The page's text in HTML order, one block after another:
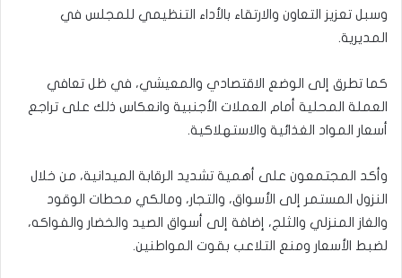
وسبل تعزيز التعاون والارتقاء بالأداء التنظيمي للمجلس في
المديرية.
كما تطرق إلى الوضع الاقتصادي والمعيشي، في ظل تعافي
العملة المحلية أمام العملات الأجنبية وانعكاس ذلك على تراجع
أسعار المواد الغذائية والاستهلاكية.
وأكد المجتمعون على أهمية تشديد الرقابة الميدانية، من خلال
النزول المستمر إلى الأسواق، والتجار، ومالكي محطات الوقود
والغاز المنزلي والثلج، إضافة إلى أسواق الصيد والخضار والفواكه،
لضبط الأسعار ومنع التلاعب بقوت المواطنين.